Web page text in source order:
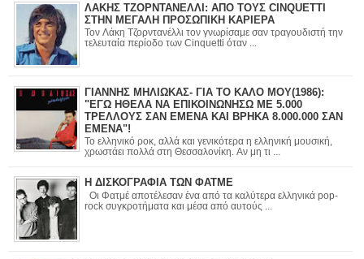
ΛΑΚΗΣ ΤΖΟΡΝΤΑΝΕΛΛΙ: ΑΠΟ ΤΟΥΣ CINQUETTI
ΣΤΗΝ ΜΕΓΑΛΗ ΠΡΟΣΩΠΙΚΗ ΚΑΡΙΕΡΑ
Τον Λάκη Τζορντανέλλι τον γνωρίσαμε σαν τραγουδιστή την
τελευταία περίοδο των Cinquetti όταν ...
ΓΙΑΝΝΗΣ ΜΗΛΙΩΚΑΣ- ΓΙΑ ΤΟ ΚΑΛΟ ΜΟΥ(1986):
"ΕΓΩ ΗΘΕΛΑ ΝΑ ΕΠΙΚΟΙΝΩΝΗΣΩ ΜΕ 5.000
ΤΡΕΛΛΟΥΣ ΣΑΝ ΕΜΕΝΑ ΚΑΙ ΒΡΗΚΑ 8.000.000 ΣΑΝ
ΕΜΕΝΑ"!
Το ελληνικό ροκ, αλλά και γενικότερα η ελληνική μουσική,
χρωστάει πολλά στη Θεσσαλονίκη. Αν μη τι ...
Η ΔΙΣΚΟΓΡΑΦΙΑ ΤΩΝ ΦΑΤΜΕ
Οι Φατμέ αποτέλεσαν ένα από τα καλύτερα ελληνικά pop-
rock συγκροτήματα και μέσα από αυτούς ...